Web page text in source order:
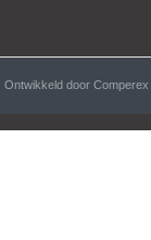
Ontwikkeld door Comperex